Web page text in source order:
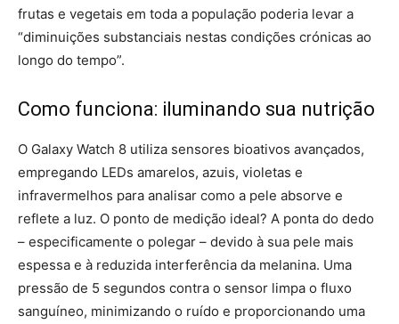
frutas e vegetais em toda a população poderia levar a
“diminuições substanciais nestas condições crónicas ao
longo do tempo”.
Como funciona: iluminando sua nutrição
O Galaxy Watch 8 utiliza sensores bioativos avançados,
empregando LEDs amarelos, azuis, violetas e
infravermelhos para analisar como a pele absorve e
reflete a luz. O ponto de medição ideal? A ponta do dedo
– especificamente o polegar – devido à sua pele mais
espessa e à reduzida interferência da melanina. Uma
pressão de 5 segundos contra o sensor limpa o fluxo
sanguíneo, minimizando o ruído e proporcionando uma